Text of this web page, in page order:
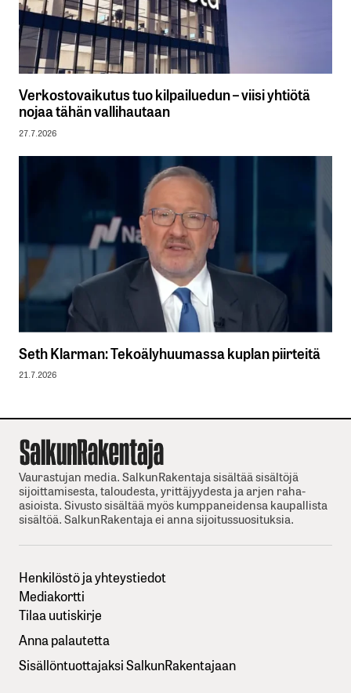
Verkostovaikutus tuo kilpailuedun – viisi yhtiötä
nojaa tähän vallihautaan
27.7.2026
Seth Klarman: Tekoälyhuumassa kuplan piirteitä
21.7.2026
Vaurastujan media. SalkunRakentaja sisältää sisältöjä
sijoittamisesta, taloudesta, yrittäjyydesta ja arjen raha-
asioista. Sivusto sisältää myös kumppaneidensa kaupallista
sisältöä. SalkunRakentaja ei anna sijoitussuosituksia.
Henkilöstö ja yhteystiedot
Mediakortti
Tilaa uutiskirje
Anna palautetta
Sisällöntuottajaksi SalkunRakentajaan